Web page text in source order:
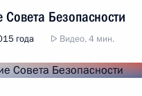
Совета Безопасности
года Видео, 4 мин.